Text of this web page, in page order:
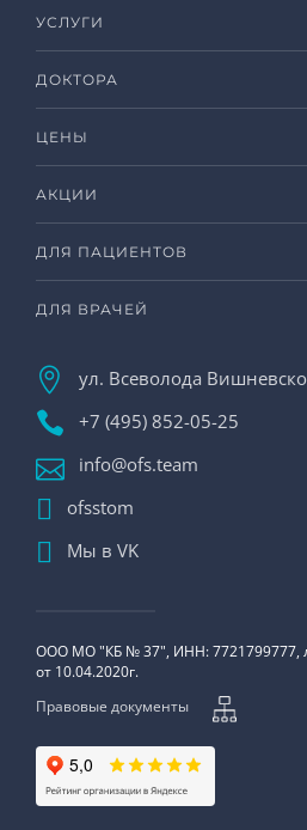
УСЛУГИ
ДОКТОРА
ЦЕНЫ
АКЦИИ
ДЛЯ ПАЦИЕНТОВ
ДЛЯ ВРАЧЕЙ
ул. Всеволода
+7 (495) 852-05-25
info@ofs.team
ofsstom
Мы в VK
ООО МО "КБ № 37", ИНН: 7721799777,
от 10.04.2020г.
Правовые документы